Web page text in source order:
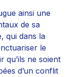
ainsi une
de sa
qui dans la
le
qu’ils ne soient
d’un conflit